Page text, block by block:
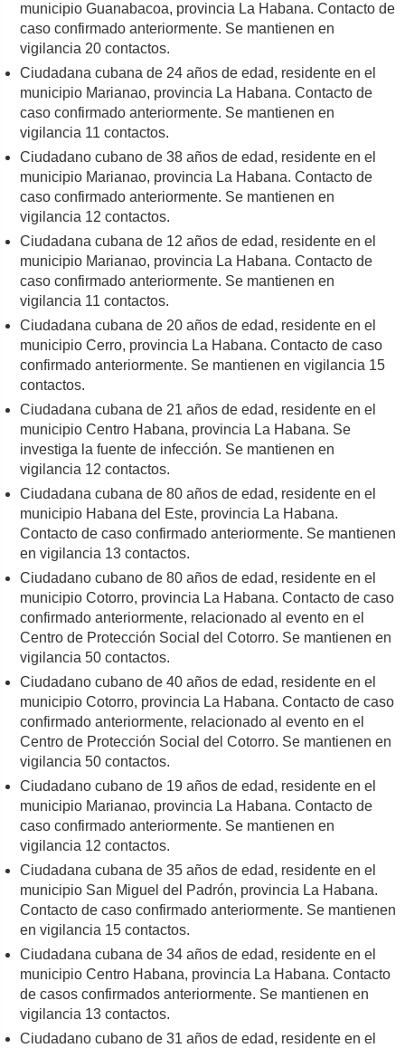
municipio Guanabacoa, provincia La Habana. Contacto de
caso confirmado anteriormente. Se mantienen en
vigilancia 20 contactos.
Ciudadana cubana de 24 años de edad, residente en el
municipio Marianao, provincia La Habana. Contacto de
caso confirmado anteriormente. Se mantienen en
vigilancia 11 contactos.
Ciudadano cubano de 38 años de edad, residente en el
municipio Marianao, provincia La Habana. Contacto de
caso confirmado anteriormente. Se mantienen en
vigilancia 12 contactos.
Ciudadana cubana de 12 años de edad, residente en el
municipio Marianao, provincia La Habana. Contacto de
caso confirmado anteriormente. Se mantienen en
vigilancia 11 contactos.
Ciudadana cubana de 20 años de edad, residente en el
municipio Cerro, provincia La Habana. Contacto de caso
confirmado anteriormente. Se mantienen en vigilancia 15
contactos.
Ciudadana cubana de 21 años de edad, residente en el
municipio Centro Habana, provincia La Habana. Se
investiga la fuente de infección. Se mantienen en
vigilancia 12 contactos.
Ciudadana cubana de 80 años de edad, residente en el
municipio Habana del Este, provincia La Habana.
Contacto de caso confirmado anteriormente. Se mantienen
en vigilancia 13 contactos.
Ciudadano cubano de 80 años de edad, residente en el
municipio Cotorro, provincia La Habana. Contacto de caso
confirmado anteriormente, relacionado al evento en el
Centro de Protección Social del Cotorro. Se mantienen en
vigilancia 50 contactos.
Ciudadano cubano de 40 años de edad, residente en el
municipio Cotorro, provincia La Habana. Contacto de caso
confirmado anteriormente, relacionado al evento en el
Centro de Protección Social del Cotorro. Se mantienen en
vigilancia 50 contactos.
Ciudadano cubano de 19 años de edad, residente en el
municipio Marianao, provincia La Habana. Contacto de
caso confirmado anteriormente. Se mantienen en
vigilancia 12 contactos.
Ciudadana cubana de 35 años de edad, residente en el
municipio San Miguel del Padrón, provincia La Habana.
Contacto de caso confirmado anteriormente. Se mantienen
en vigilancia 15 contactos.
Ciudadana cubana de 34 años de edad, residente en el
municipio Centro Habana, provincia La Habana. Contacto
de casos confirmados anteriormente. Se mantienen en
vigilancia 13 contactos.
Ciudadano cubano de 31 años de edad, residente en el